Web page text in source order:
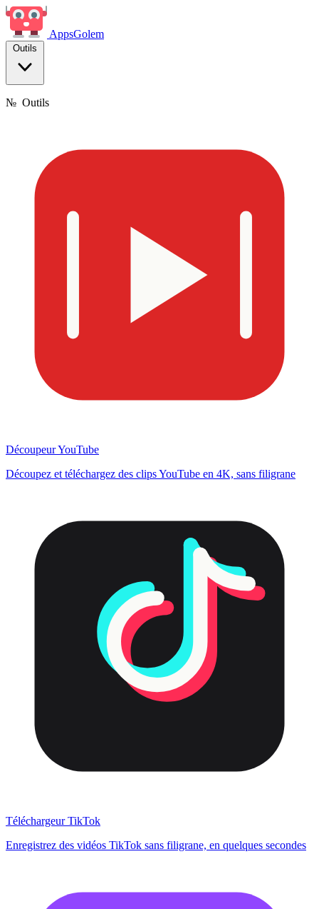
AppsGolem
Outils
№ Outils
Découpeur YouTube
Découpez et téléchargez des clips YouTube en 4K, sans filigrane
Téléchargeur TikTok
Enregistrez des vidéos TikTok sans filigrane, en quelques secondes